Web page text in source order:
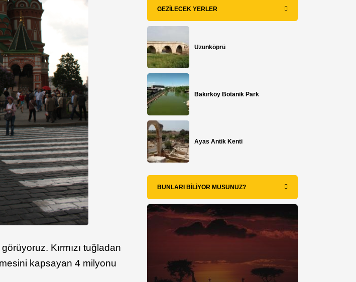
görüyoruz. Kırmızı tuğladan
kapsayan 4 milyonu
GEZILECEK YERLER
Uzunköprü
Bakırköy Botanik Park
Ayas Antik Kenti
BUNLARI BILIYOR MUSUNUZ?